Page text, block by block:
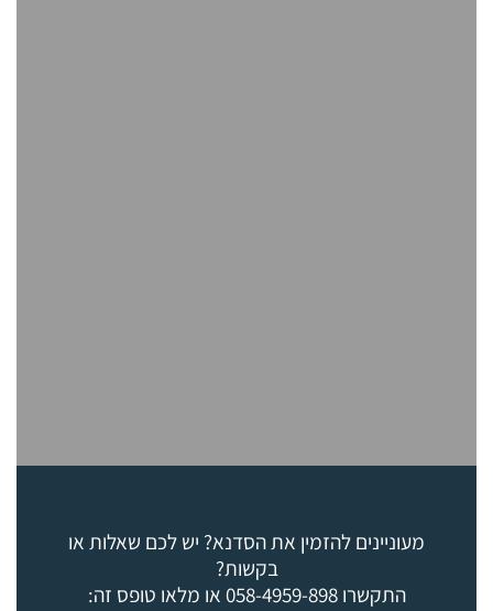
מעוניינים להזמין את הסדנא? יש לכם שאלות או
בקשות?
התקשרו058-4959-898או מלאו טופס זה: